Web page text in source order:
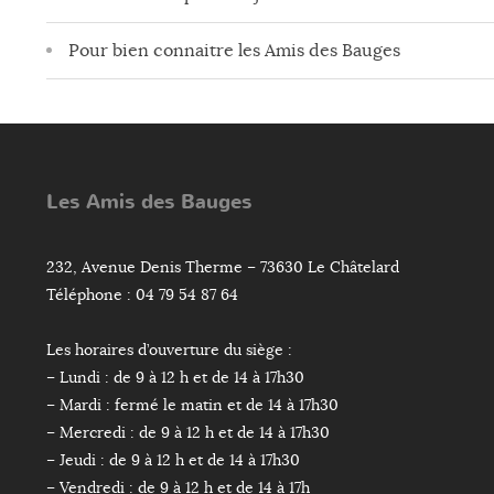
Pour bien connaitre les Amis des Bauges
Les Amis des Bauges
232, Avenue Denis Therme – 73630 Le Châtelard
Téléphone : 04 79 54 87 64
Les horaires d’ouverture du siège :
– Lundi : de 9 à 12 h et de 14 à 17h30
– Mardi : fermé le matin et de 14 à 17h30
– Mercredi : de 9 à 12 h et de 14 à 17h30
– Jeudi : de 9 à 12 h et de 14 à 17h30
– Vendredi : de 9 à 12 h et de 14 à 17h